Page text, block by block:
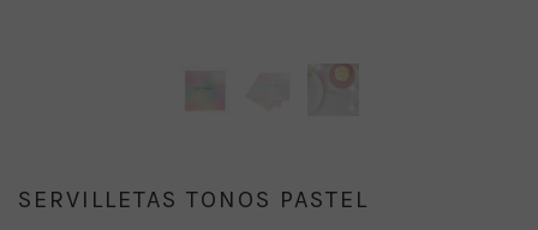
SERVILLETAS TONOS PASTEL